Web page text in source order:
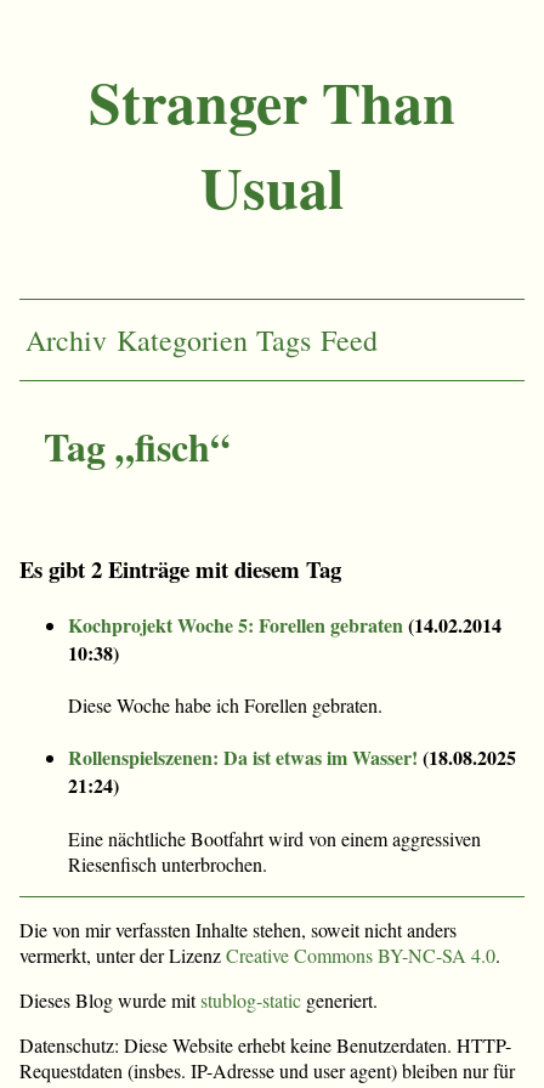
Stranger Than
Usual
Archiv Kategorien Tags Feed
Tag „fisch“
Es gibt 2 Einträge mit diesem Tag
Kochprojekt Woche 5: Forellen gebraten(14.02.2014
10:38)
Diese Woche habe ich Forellen gebraten.
Rollenspielszenen: Da ist etwas im Wasser! (18.08.2025
21:24)
Eine nächtliche Bootfahrt wird von einem aggressiven
Riesenfisch unterbrochen.
Die von mir verfassten Inhalte stehen, soweit nicht anders
vermerkt, unter der LizenzCreative Commons BY-NC-SA 4.0.
Dieses Blog wurde mitstublog-static generiert.
Datenschutz: Diese Website erhebt keine Benutzerdaten. HTTP-
Requestdaten (insbes. IP-Adresse und user agent) bleiben nur für